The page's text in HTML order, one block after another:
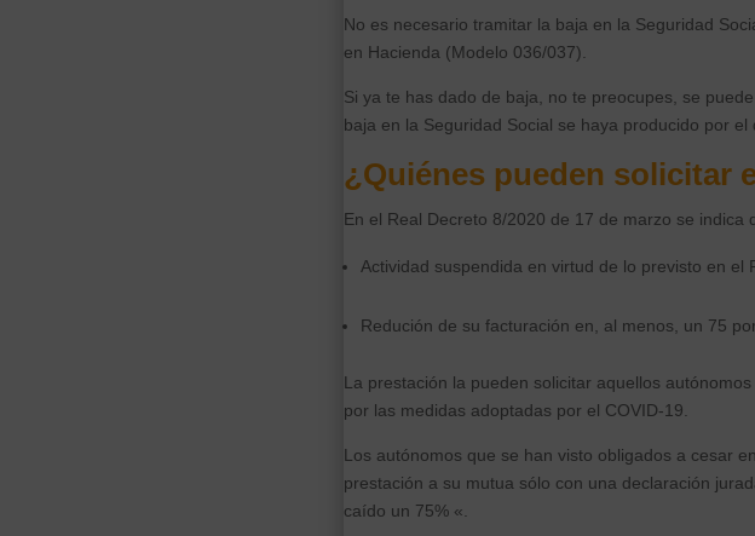
No es necesario tramitar la baja en la Seguridad
en Hacienda (Modelo 036/037).
Si ya te has dado de baja, no te preocupes, se
baja en la Seguridad Social se haya producido por el
¿Quiénes pueden solicitar
En el Real Decreto 8/2020 de 17 de marzo se
Actividad suspendida en virtud de lo previsto en el
Redución de su facturación en, al menos, un 75
La prestación la pueden solicitar aquellos
por las medidas adoptadas por el COVID‐19.
Los autónomos que se han visto obligados a cesar
prestación a su mutua sólo con una declaración
caído un 75% «.